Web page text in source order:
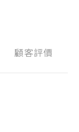
顧客評價